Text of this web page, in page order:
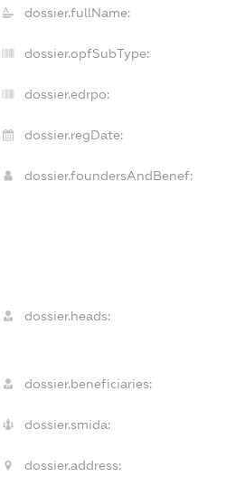
dossier.fullName:
dossier.opfSubType:
dossier.edrpo:
dossier.regDate:
dossier.foundersAndBenef:
dossier.heads:
dossier.beneficiaries:
dossier.smida:
dossier.address: